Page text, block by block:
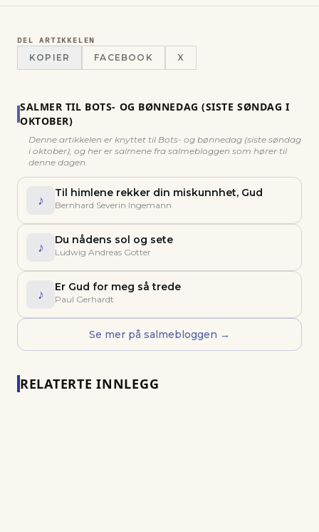
DEL ARTIKKELEN
KOPIER FACEBOOK X
SALMER TIL BOTS- OG BØNNEDAG (SISTE SØNDAG I
OKTOBER)
Denne artikkelen er knyttet til Bots- og bønnedag (siste søndag
i oktober) , og her er salmene fra salmebloggen som hører til
denne dagen.
♪ Til himlene rekker din miskunnhet, Gud
Bernhard Severin Ingemann
♪ Du nådens sol og sete
Ludwig Andreas Gotter
♪ Er Gud for meg så trede
Paul Gerhardt
Se mer på salmebloggen →
RELATERTE INNLEGG